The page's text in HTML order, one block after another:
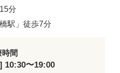
分
駅」徒歩7分
間
10:30〜19:00